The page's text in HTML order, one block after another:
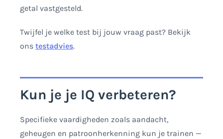
getal vastgesteld.
Twijfel je welke test bij jouw vraag past? Bekijk
ons testadvies.
Kun je je IQ verbeteren?
Specifieke vaardigheden zoals aandacht,
geheugen en patroonherkenning kun je trainen —